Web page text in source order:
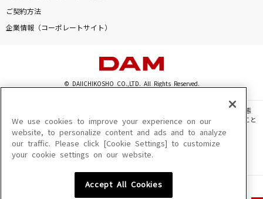
ご契約方法
企業情報（コーポレートサイト）
© DAIICHIKOSHO CO.,LTD. All Rights Reserved.
このサイトに掲載されている一切の文章・画像・写真・動画・音声等を、手段や形態
を問わず、著作権法の定める範囲を超えて無断で複製、転載、ファイル化などすること
を禁じます。
楽曲及びコンテンツは、機種によりご利用いただけない場合があります。
楽曲及びコンテンツの配信日、配信内容が変更になる場合があります。
We use cookies to improve your experience on our
website, to personalize content and ads and to analyze
our traffic. Please click [Cookie Settings] to customize
your cookie settings on our website.
Accept All Cookies